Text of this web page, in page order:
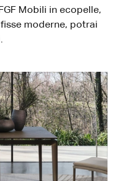
Mobili in ecopelle,
moderne, potrai